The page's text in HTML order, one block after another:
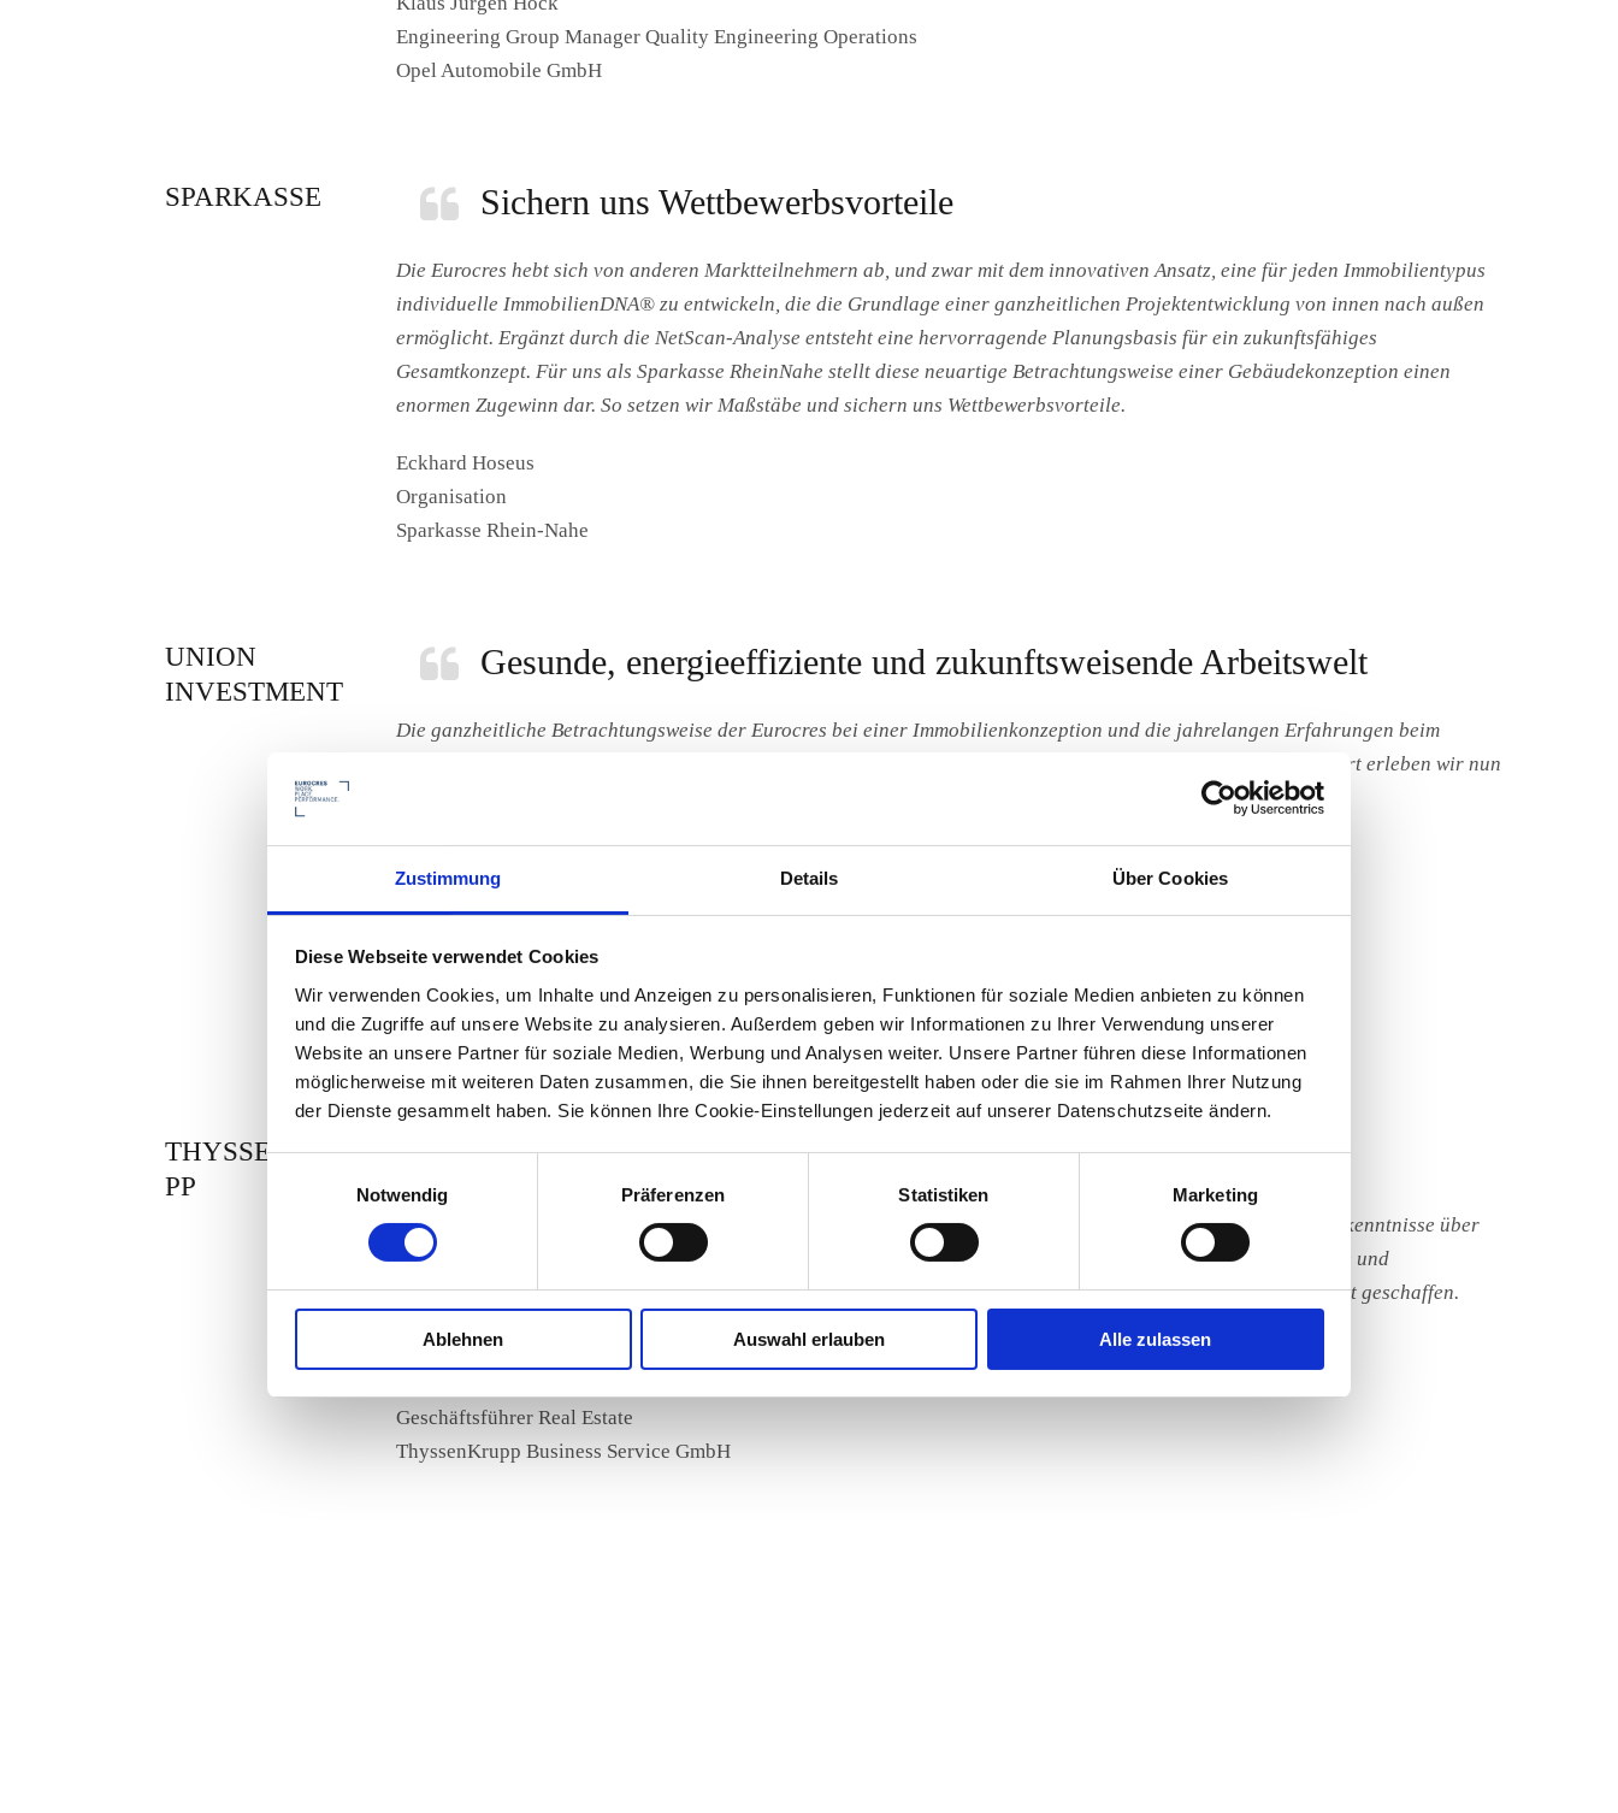
Zustimmung Details Über Cookies
Diese Webseite verwendet Cookies
Wir verwenden Cookies, um Inhalte und Anzeigen zu personalisieren, Funktionen für soziale Medien anbieten zu können
und die Zugriffe auf unsere Website zu analysieren. Außerdem geben wir Informationen zu Ihrer Verwendung unserer
Website an unsere Partner für soziale Medien, Werbung und Analysen weiter. Unsere Partner führen diese Informationen
möglicherweise mit weiteren Daten zusammen, die Sie ihnen bereitgestellt haben oder die sie im Rahmen Ihrer Nutzung
der Dienste gesammelt haben. Sie können Ihre Cookie-Einstellungen jederzeit auf unserer Datenschutzseite ändern.
Notwendig Präferenzen Statistiken Marketing
Ablehnen Auswahl erlauben Alle zulassen
Engineering Group Manager Quality Engineering Operations
Opel Automobile GmbH
SPARKASSE Sichern uns Wettbewerbsvorteile
Die Eurocres hebt sich von anderen Marktteilnehmern ab, und zwar mit dem innovativen Ansatz, eine für jeden Immobilientypus
individuelle ImmobilienDNA® zu entwickeln, die die Grundlage einer ganzheitlichen Projektentwicklung von innen nach außen
ermöglicht. Ergänzt durch die NetScan-Analyse entsteht eine hervorragende Planungsbasis für ein zukunftsfähiges
Gesamtkonzept. Für uns als Sparkasse RheinNahe stellt diese neuartige Betrachtungsweise einer Gebäudekonzeption einen
enormen Zugewinn dar. So setzen wir Maßstäbe und sichern uns Wettbewerbsvorteile.
Eckhard Hoseus
Organisation
Sparkasse Rhein-Nahe
UNION
INVESTMENT
Gesunde, energieeffiziente und zukunftsweisende Arbeitswelt
Die ganzheitliche Betrachtungsweise der Eurocres bei einer Immobilienkonzeption und die jahrelangen Erfahrungen beim
Workplace-Management bildeten die Basis für eine erfolgreiche Entwicklung des MainTor-Areals Frankfurt. Dort erleben wir nun
eine gesunde, energieeffiziente und zukunftsweisende Arbeitswelt an einem zentralen Standort.
Stv. Direktor AV
Union Investment
THYSSENKRU
PP
Steigerung unserer Produktivität
Durch die von Eurocres durchgeführte NetScan®-Analyse haben wir an unserem Campus in Essen sehr viele Erkenntnisse über
unser eigenes Kommunikationsverhalten erfahren. Auf Grundlage dieser Einsichten können wir unsere Prozesse und
Kommunikationsabläufe optimieren und haben dadurch eine Vorlage für eine neue, kommunikativere Arbeitswelt geschaffen.
Geschäftsführer Real Estate
ThyssenKrupp Business Service GmbH